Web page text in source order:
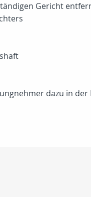
Gericht
dazu in der